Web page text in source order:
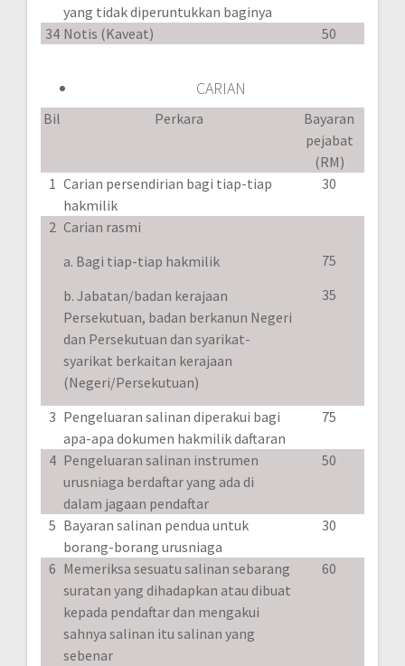
yang tidak diperuntukkan baginya
34 Notis (Kaveat) 50
CARIAN
Bil Perkara
Bayaran
pejabat
(RM)
1 Carian persendirian bagi tiap-tiap
hakmilik
30
2 Carian rasmi
a. Bagi tiap-tiap hakmilik
b. Jabatan/badan kerajaan
Persekutuan, badan berkanun Negeri
dan Persekutuan dan syarikat-
syarikat berkaitan kerajaan
(Negeri/Persekutuan)
75
35
3 Pengeluaran salinan diperakui bagi
apa-apa dokumen hakmilik daftaran
75
4 Pengeluaran salinan instrumen
urusniaga berdaftar yang ada di
dalam jagaan pendaftar
50
5 Bayaran salinan pendua untuk
borang-borang urusniaga
30
6 Memeriksa sesuatu salinan sebarang
suratan yang dihadapkan atau dibuat
kepada pendaftar dan mengakui
sahnya salinan itu salinan yang
sebenar
60